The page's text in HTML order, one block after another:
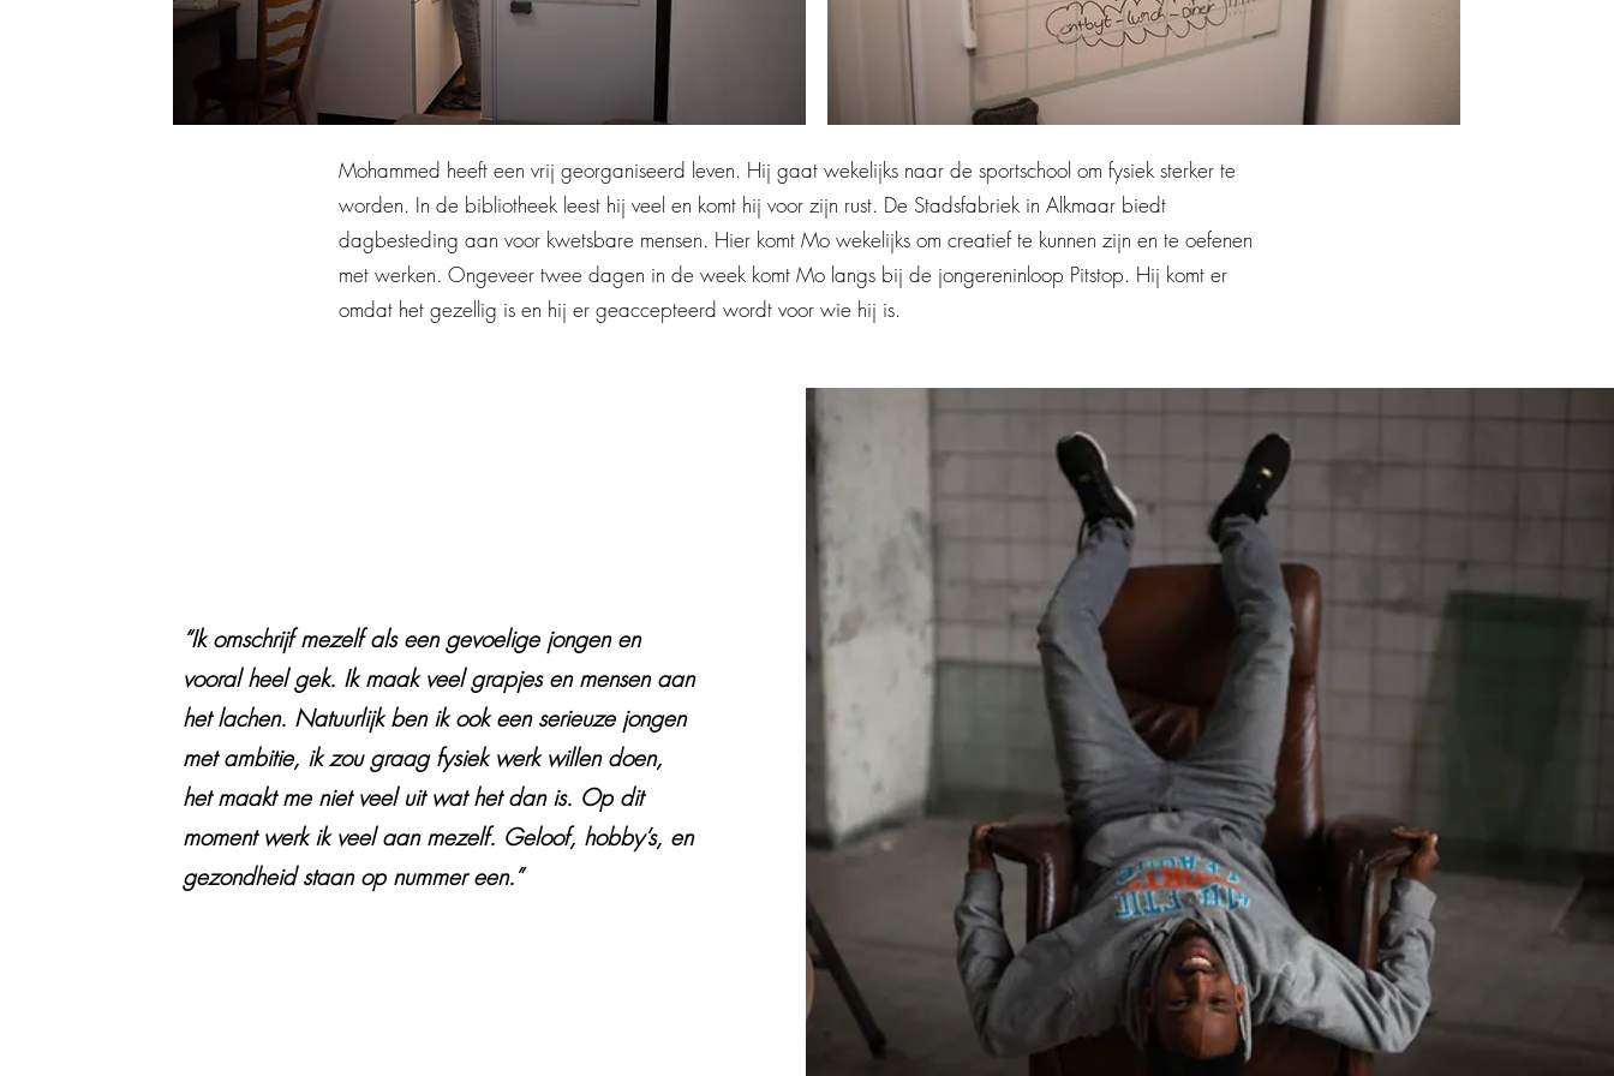
Mohammed heeft een vrij georganiseerd leven. Hij gaat wekelijks naar de sportschool om fysiek sterker te
worden. In de bibliotheek leest hij veel en komt hij voor zijn rust. De Stadsfabriek in Alkmaar biedt
dagbesteding aan voor kwetsbare mensen. Hier komt Mo wekelijks om creatief te kunnen zijn en te oefenen
met werken. Ongeveer twee dagen in de week komt Mo langs bij de jongereninloop Pitstop. Hij komt er
omdat het gezellig is en hij er geaccepteerd wordt voor wie hij is.
“Ik omschrijf mezelf als een gevoelige jongen en
vooral heel gek. Ik maak veel grapjes en mensen aan
het lachen. Natuurlijk ben ik ook een serieuze jongen
met ambitie, ik zou graag fysiek werk willen doen,
het maakt me niet veel uit wat het dan is. Op dit
moment werk ik veel aan mezelf. Geloof, hobby’s, en
gezondheid staan op nummer een.”